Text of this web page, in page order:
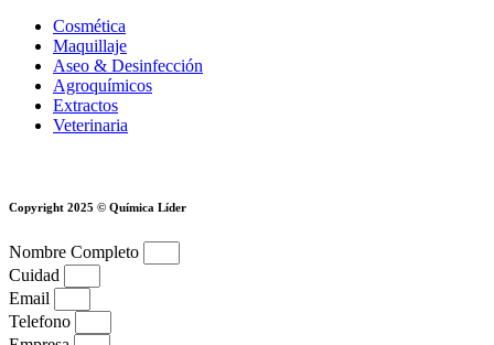
Cosmética
Maquillaje
Aseo & Desinfección
Agroquímicos
Extractos
Veterinaria
Copyright 2025 © Química Líder
Nombre Completo
Cuidad
Email
Telefono